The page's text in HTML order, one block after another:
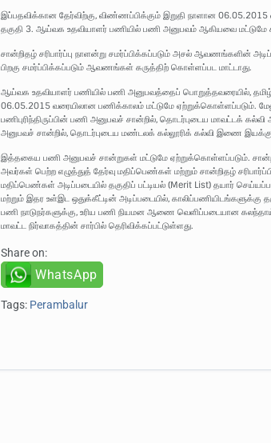
இப்பதவிக்கான தேர்விற்கு, விண்ணப்பிக்கும் இறுதி நாளான 06.05.2015
தகுதி 3. ஆய்வக உதவியாளர் பணியில் பணி அனுபவம் ஆகியவை மட்டுமே
சான்றிதழ் சரிபார்ப்பு நாளன்று சமர்ப்பிக்கப்படும் அசல் ஆவணங்களின்
பிறகு சமர்ப்பிக்கப்படும் ஆவணங்கள் கருத்திற் கொள்ளப்பட மாட்டாது.
ஆய்வக உதவியாளர் பணியில் பணி அனுபவத்தைப் பொறுத்தவரையில்,
06.05.2015 வரையிலான பணிக்காலம் மட்டுமே ஏற்றுக்கொள்ளப்படும்.
பணிபுரிந்திருப்பின் பணி அனுபவச் சான்றில், தொடர்புடைய மாவட்டக்
அனுபவச் சான்றில், தொடர்புடைய மண்டலக் கல்லூரிக் கல்வி இணை
இத்தகைய பணி அனுபவச் சான்றுகள் மட்டுமே ஏற்றுக்கொள்ளப்படும்.
அவர்கள் பெற்ற எழுத்துத் தேர்வு மதிப்பெண்கள் மற்றும் சான்றிதழ்
மதிப்பெண்கள் அடிப்படையில் தகுதிப் பட்டியல் (Merit List) தயார்
மற்றும் இதர உள்இட ஒதுக்கீட்டின் அடிப்படையில், காலிப்பணியிடங்களுக்கு
பணி நாடுநர்களுக்கு, உரிய பணி நியமன ஆணை வெளிப்படையான
மாவட்ட நிர்வாகத்தின் சார்பில் தெரிவிக்கப்பட்டுள்ளது.
Share on:
WhatsApp
Tags: Perambalur